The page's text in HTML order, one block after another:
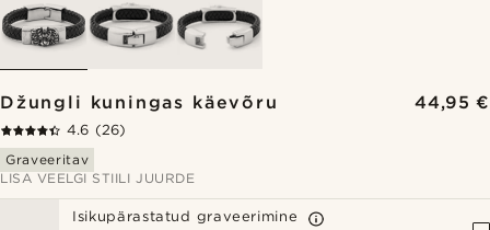
Džungli kuningas käevõru 44,95 €
4.6 (26)
Graveeritav
LISA VEELGI STIILI JUURDE
Isikupärastatud graveerimine